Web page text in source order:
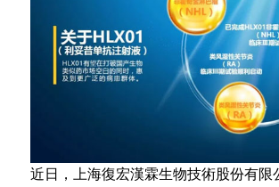
近日，上海復宏漢霖生物技術股份有限